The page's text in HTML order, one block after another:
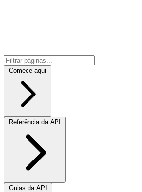
Comece aqui
Referência da API
Guias da API